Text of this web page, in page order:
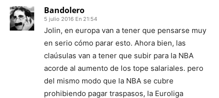
Bandolero
5 julio 2016 En 21:54
Jolin, en europa van a tener que pensarse muy
en serio cómo parar esto. Ahora bien, las
claúsulas van a tener que subir para la NBA
acorde al aumento de los tope salariales. pero
del mismo modo que la NBA se cubre
prohibiendo pagar traspasos, la Euroliga